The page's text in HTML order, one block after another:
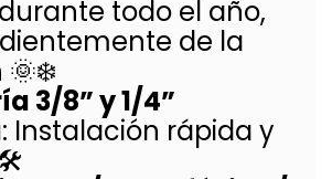
todo el año,
de la
🌞❄️
3/8” y 1/4”
: Instalación rápida y